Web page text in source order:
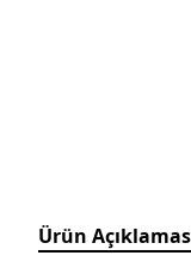
Ürün